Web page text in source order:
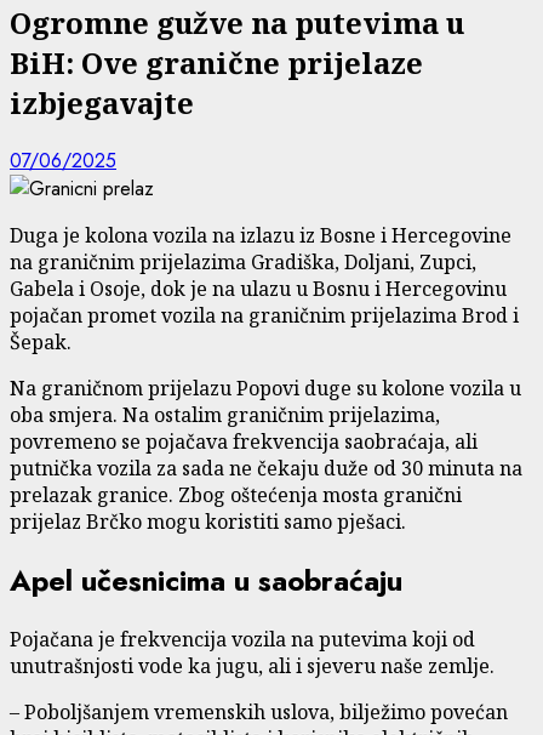
Ogromne gužve na putevima u
BiH: Ove granične prijelaze
izbjegavajte
07/06/2025
Duga je kolona vozila na izlazu iz Bosne i Hercegovine
na graničnim prijelazima Gradiška, Doljani, Zupci,
Gabela i Osoje, dok je na ulazu u Bosnu i Hercegovinu
pojačan promet vozila na graničnim prijelazima Brod i
Šepak.
Na graničnom prijelazu Popovi duge su kolone vozila u
oba smjera. Na ostalim graničnim prijelazima,
povremeno se pojačava frekvencija saobraćaja, ali
putnička vozila za sada ne čekaju duže od 30 minuta na
prelazak granice. Zbog oštećenja mosta granični
prijelaz Brčko mogu koristiti samo pješaci.
Apel učesnicima u saobraćaju
Pojačana je frekvencija vozila na putevima koji od
unutrašnjosti vode ka jugu, ali i sjeveru naše zemlje.
– Poboljšanjem vremenskih uslova, bilježimo povećan